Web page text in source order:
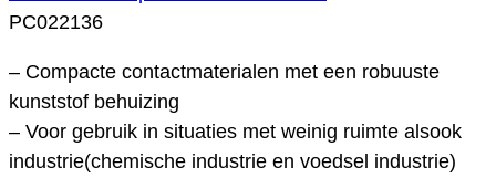
PC022136
– Compacte contactmaterialen met een robuuste
kunststof behuizing
– Voor gebruik in situaties met weinig ruimte alsook
industrie(chemische industrie en voedsel industrie)